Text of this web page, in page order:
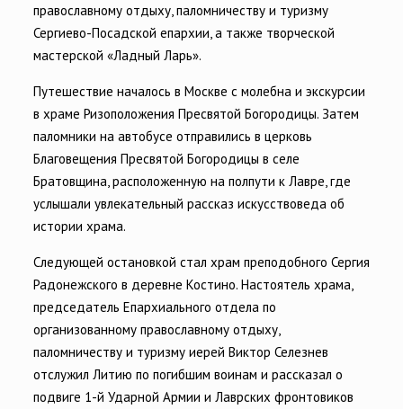
православному отдыху, паломничеству и туризму
Сергиево-Посадской епархии, а также творческой
мастерской «Ладный Ларь».
Путешествие началось в Москве с молебна и экскурсии
в храме Ризоположения Пресвятой Богородицы. Затем
паломники на автобусе отправились в церковь
Благовещения Пресвятой Богородицы в селе
Братовщина, расположенную на полпути к Лавре, где
услышали увлекательный рассказ искусствоведа об
истории храма.
Следующей остановкой стал храм преподобного Сергия
Радонежского в деревне Костино. Настоятель храма,
председатель Епархиального отдела по
организованному православному отдыху,
паломничеству и туризму иерей Виктор Селезнев
отслужил Литию по погибшим воинам и рассказал о
подвиге 1-й Ударной Армии и Лаврских фронтовиков